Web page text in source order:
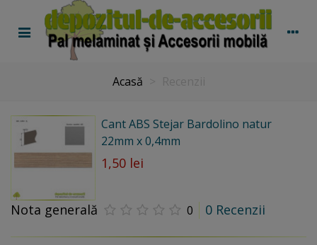
Acasă
Cant ABS Stejar Bardolino natur
22mm x 0,4mm
1,50 lei
Nota generală 0 0 Recenzii